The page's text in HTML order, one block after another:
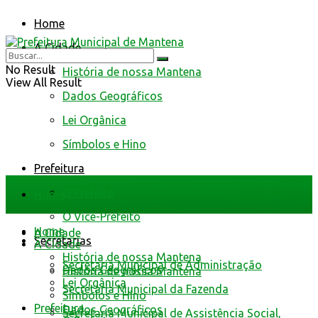
Home
A Cidade
História de nossa Mantena
Dados Geográficos
Lei Orgânica
Símbolos e Hino
Prefeitura
O Vice-Prefeito
Secretarias
Secretaria Municipal de Administração
Secretaria Municipal da Fazenda
Secretaria Municipal de Assistência Social,
No Result
View All Result
Home
A Cidade
História de nossa Mantena
Dados Geográficos
Home
A Cidade
História de nossa Mantena
Dados Geográficos
Lei Orgânica
Símbolos e Hino
Prefeitura